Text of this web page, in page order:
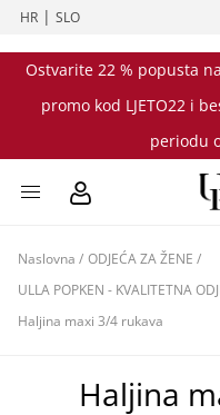
HR |SLO
Ostvarite 22 % popusta
promo kod LJETO22 i
periodu
Naslovna / ODJEĆA ZA ŽENE /
ULLA POPKEN - KVALITETNA
Haljina maxi 3/4 rukava
Haljina